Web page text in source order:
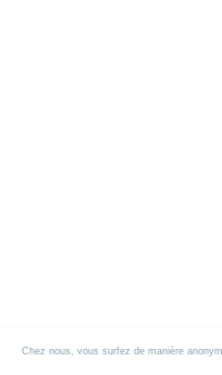
Chez nous, vous surfez de manière